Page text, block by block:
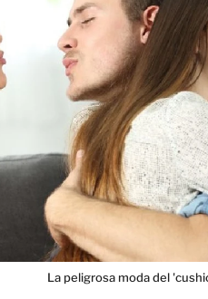
La peligrosa moda del